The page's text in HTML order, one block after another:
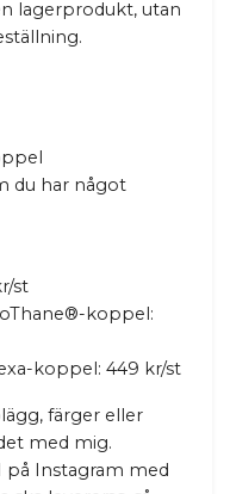
lagerprodukt, utan
du har något
st
koppel:
koppel: 449 kr/st
färger eller
med mig.
på Instagram med